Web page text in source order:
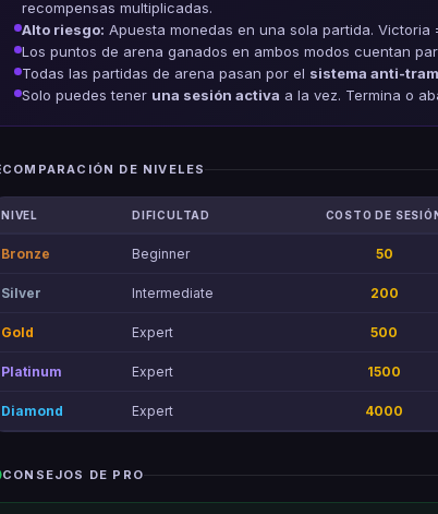
recompensas multiplicadas.
Alto riesgo: Apuesta monedas en una sola partida.
Los puntos de arena ganados en ambos modos cuentan
Todas las partidas de arena pasan por el sistema anti-
Solo puedes tener una sesión activa a la vez. Termina o
COMPARACIÓN DE NIVELES
NIVEL DIFICULTAD COSTO DE
Bronze Beginner 50
Silver Intermediate 200
Gold Expert 500
Platinum Expert 1500
Diamond Expert 4000
CONSEJOS DE PRO